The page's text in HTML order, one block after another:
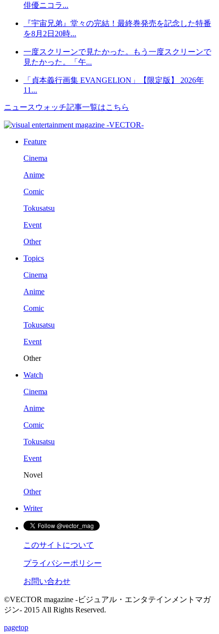
俳優ニコラ...
『宇宙兄弟』堂々の完結！最終巻発売を記念した特番
を8月2日20時...
一度スクリーンで見たかった。もう一度スクリーンで
見たかった。「午...
「貞本義行画集 EVANGELION」【限定版】 2026年
11...
ニュースウォッチ記事一覧はこちら
Feature
Cinema
Anime
Comic
Tokusatsu
Event
Other
Topics
Cinema
Anime
Comic
Tokusatsu
Event
Other
Watch
Cinema
Anime
Comic
Tokusatsu
Event
Novel
Other
Writer
このサイトについて
プライバシーポリシー
お問い合わせ
©VECTOR magazine -ビジュアル・エンタテインメントマガ
ジン- 2015 All Rights Reserved.
pagetop